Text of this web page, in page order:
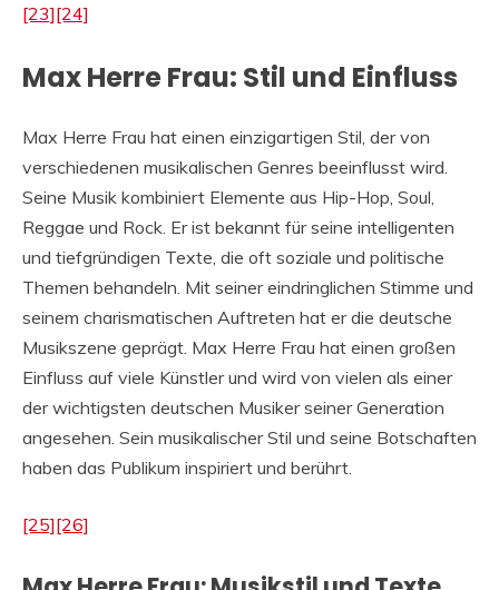
[23][24]
Max Herre Frau: Stil und Einfluss
Max Herre Frau hat einen einzigartigen Stil, der von
verschiedenen musikalischen Genres beeinflusst wird.
Seine Musik kombiniert Elemente aus Hip-Hop, Soul,
Reggae und Rock. Er ist bekannt für seine intelligenten
und tiefgründigen Texte, die oft soziale und politische
Themen behandeln. Mit seiner eindringlichen Stimme und
seinem charismatischen Auftreten hat er die deutsche
Musikszene geprägt. Max Herre Frau hat einen großen
Einfluss auf viele Künstler und wird von vielen als einer
der wichtigsten deutschen Musiker seiner Generation
angesehen. Sein musikalischer Stil und seine Botschaften
haben das Publikum inspiriert und berührt.
[25][26]